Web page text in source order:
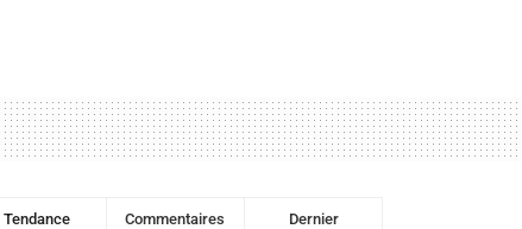
Tendance Commentaires Dernier